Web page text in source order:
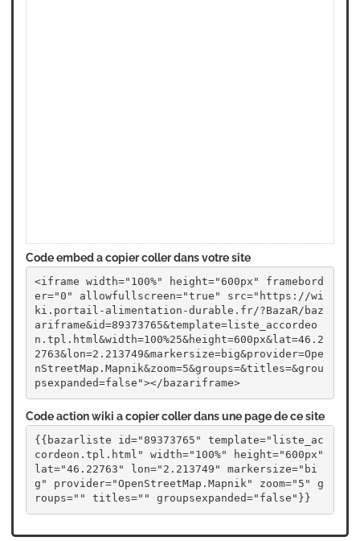
Code embed a copier coller dans votre site
<iframe width="100%" height="600px" framebord
er="0" allowfullscreen="true" src="https://wi
ki.portail-alimentation-durable.fr/?BazaR/baz
ariframe&id=89373765&template=liste_accordeo
n.tpl.html&width=100%25&height=600px&lat=46.2
2763&lon=2.213749&markersize=big&provider=Ope
nStreetMap.Mapnik&zoom=5&groups=&titles=&grou
psexpanded=false"></bazariframe>
Code action wiki a copier coller dans une page de ce site
{{bazarliste id="89373765" template="liste_ac
cordeon.tpl.html" width="100%" height="600px"
lat="46.22763" lon="2.213749" markersize="bi
g" provider="OpenStreetMap.Mapnik" zoom="5" g
roups="" titles="" groupsexpanded="false"}}